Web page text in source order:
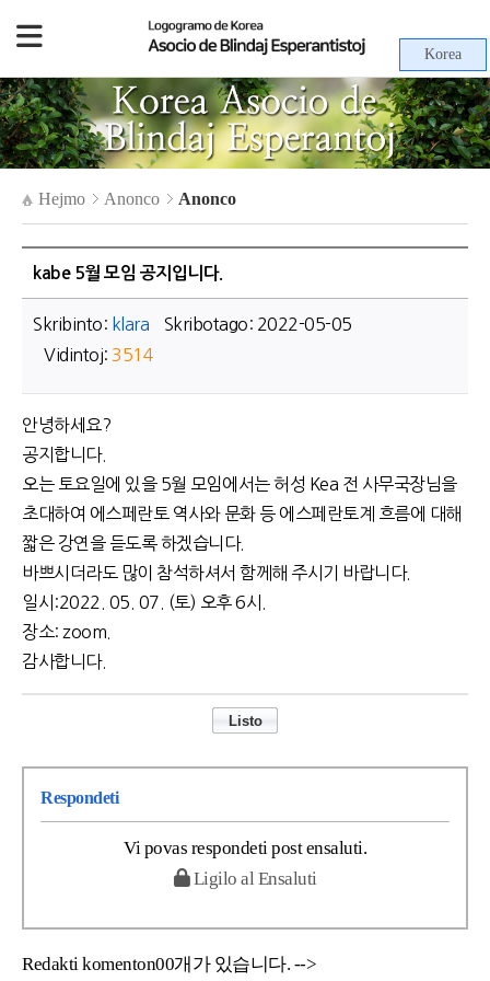
Korea
Hejmo Anonco Anonco
kabe 5월 모임 공지입니다.
Skribinto: klara
Skribotago: 2022-05-05
Vidintoj: 3514
안녕하세요?
공지합니다.
오는 토요일에 있을 5월 모임에서는 허성 Kea 전 사무국장님을
초대하여 에스페란토 역사와 문화 등 에스페란토계 흐름에 대해
짧은 강연을 듣도록 하겠습니다.
바쁘시더라도 많이 참석하셔서 함께해 주시기 바랍니다.
일시:2022. 05. 07. (토) 오후 6시.
장소: zoom.
감사합니다.
Respondeti
Vi povas respondeti post ensaluti.
Ligilo al Ensaluti
Redakti komenton00개가 있습니다. -->